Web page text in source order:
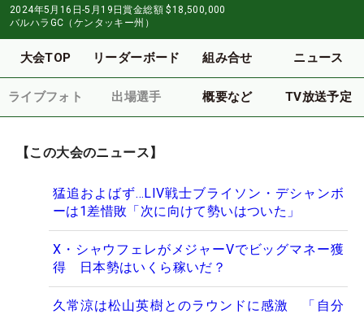
2024年5月16日-5月19日賞金総額 $18,500,000
バルハラGC（ケンタッキー州）
大会TOP リーダーボード 組み合せ ニュース
ライブフォト 出場選手 概要など TV放送予定
【この大会のニュース】
猛追およばず…LIV戦士ブライソン・デシャンボ
ーは1差惜敗「次に向けて勢いはついた」
X・シャウフェレがメジャーVでビッグマネー獲
得 日本勢はいくら稼いだ？
久常涼は松山英樹とのラウンドに感激 「自分